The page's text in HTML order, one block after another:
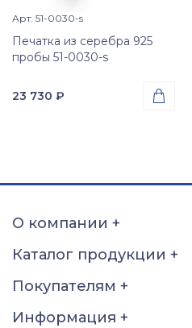
 Просмотр изделия
Арт: 51-0030-s
Печатка из серебра 925
пробы 51-0030-s
23 730 ₽ 
18 18.5 19
19.5
20
20.5 21
22
22.5
О компании +
Каталог продукции +
Покупателям +
Информация +